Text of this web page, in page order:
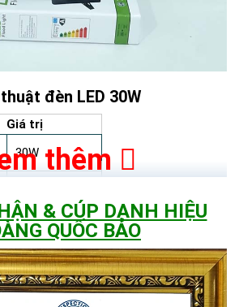
đèn LED 30W
Giá trị
30W
120 lm/W
5054
thêm
& CÚP DANH HIỆU
QUỐC BẢO